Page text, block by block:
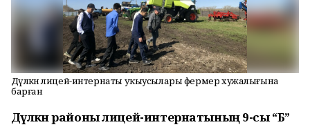
Дәүләкән лицей-интернаты уҡыусылары фермер хужалығына
барған
Дәүләкән районы лицей-интернатының 9-сы “Б”